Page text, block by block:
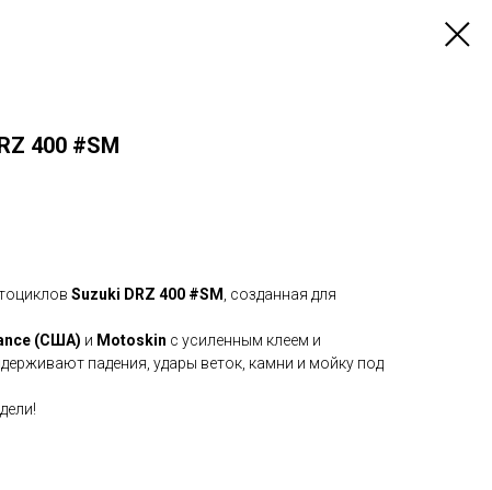
400 #SM
Suzuki DRZ 400 #SM , созданная для
(США) и Motoskin с усиленным клеем и
падения, удары веток, камни и мойку под